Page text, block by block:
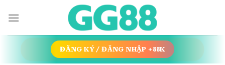
ĐĂNG KÝ / ĐĂNG NHẬP +88K